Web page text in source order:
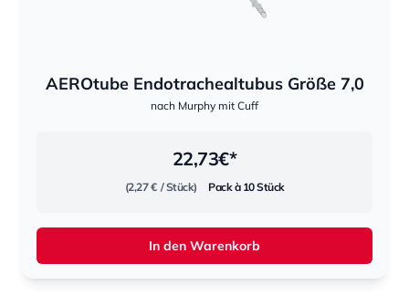
AEROtube Endotrachealtubus Größe 7,0
nach Murphy mit Cuff
22,73€*
(2,27 € / Stück) Pack à 10 Stück
In den Warenkorb